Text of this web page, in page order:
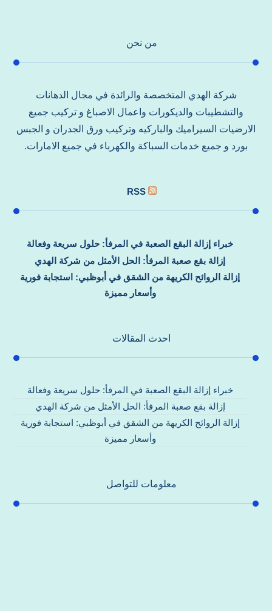
من نحن
شركة الهدي المتخصصة والرائدة في مجال الدهانات
والتشطيبات والديكورات واعمال الاصباغ و تركيب جميع
الارضيات السيراميك والباركيه وتركيب ورق الجدران و الجبس
بورد و جميع خدمات السباكة والكهرباء في جميع الامارات.
RSS
خبراء إزالة البقع الصعبة في المرفأ: حلول سريعة وفعالة
إزالة بقع صعبة المرفأ: الحل الأمثل من شركة الهدي
إزالة الروائح الكريهة من الشقق في أبوظبي: استجابة فورية
وأسعار مميزة
احدث المقالات
خبراء إزالة البقع الصعبة في المرفأ: حلول سريعة وفعالة
إزالة بقع صعبة المرفأ: الحل الأمثل من شركة الهدي
إزالة الروائح الكريهة من الشقق في أبوظبي: استجابة فورية
وأسعار مميزة
معلومات للتواصل